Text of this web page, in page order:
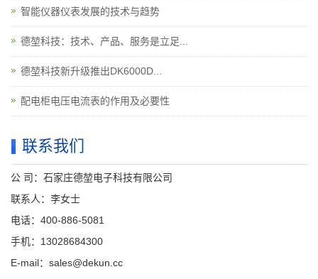
智能仪器仪表发展的技术与趋势
德堃科技：技术、产品、服务是立足...
德堃科技新升级推出DK6000D...
配电柜电压电流表的作用及必要性
联系我们
公 司：石家庄德堃电子科技有限公司
联系人：李女士
电话：400-886-5081
手机：13028684300
E-mail：sales@dekun.cc